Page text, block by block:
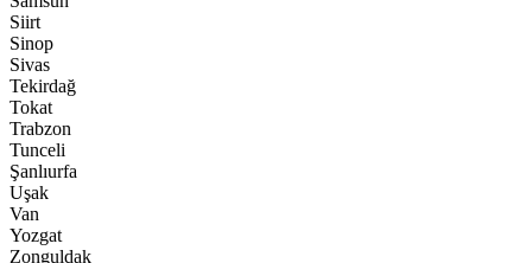
Siirt
Sinop
Sivas
Tekirdağ
Tokat
Trabzon
Tunceli
Şanlıurfa
Uşak
Van
Yozgat
Zonguldak